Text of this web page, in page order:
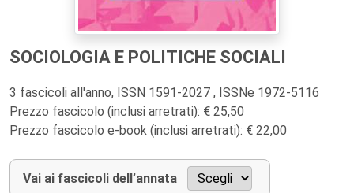
SOCIOLOGIA E POLITICHE SOCIALI
3 fascicoli all'anno, ISSN 1591-2027 , ISSNe 1972-5116
Prezzo fascicolo (inclusi arretrati): € 25,50
Prezzo fascicolo e-book (inclusi arretrati): € 22,00
Vai ai fascicoli dell’annata